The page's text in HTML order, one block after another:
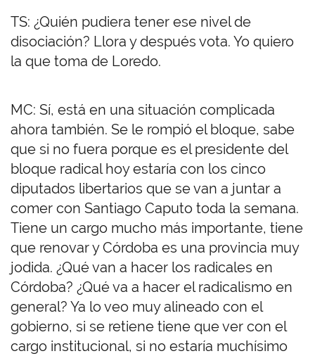
TS: ¿Quién pudiera tener ese nivel de
disociación? Llora y después vota. Yo quiero
la que toma de Loredo.
MC: Sí, está en una situación complicada
ahora también. Se le rompió el bloque, sabe
que si no fuera porque es el presidente del
bloque radical hoy estaría con los cinco
diputados libertarios que se van a juntar a
comer con Santiago Caputo toda la semana.
Tiene un cargo mucho más importante, tiene
que renovar y Córdoba es una provincia muy
jodida. ¿Qué van a hacer los radicales en
Córdoba? ¿Qué va a hacer el radicalismo en
general? Ya lo veo muy alineado con el
gobierno, si se retiene tiene que ver con el
cargo institucional, si no estaría muchísimo